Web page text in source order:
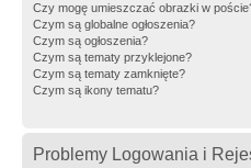
Czy mogę umieszczać obrazki w
Czym są globalne ogłoszenia?
Czym są ogłoszenia?
Czym są tematy przyklejone?
Czym są tematy zamknięte?
Czym są ikony tematu?
Problemy Logowania i